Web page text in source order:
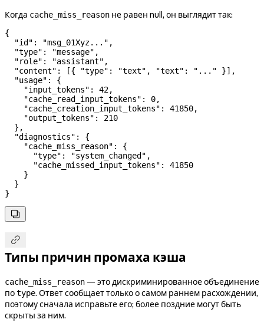
Когда cache_miss_reason не равен null, он выглядит так:
{
  "id"
: "msg_01Xyz..." ,
  "type"
: "message" ,
  "role"
: "assistant" ,
  "content"
: [{ "type" : "text" , "text" : "..." }],
  "usage"
: {
    "input_tokens"
: 42,
    "cache_read_input_tokens"
: 0,
    "cache_creation_input_tokens"
: 41850,
    "output_tokens"
: 210
  },
  "diagnostics"
: {
    "cache_miss_reason"
: {
      "type"
: "system_changed" ,
      "cache_missed_input_tokens"
: 41850
    }
  }
}


Типы причин промаха кэша
cache_miss_reason — это дискриминированное объединение
поtype. Ответ сообщает только о самом раннем расхождении,
поэтому сначала исправьте его; более поздние могут быть
скрыты за ним.